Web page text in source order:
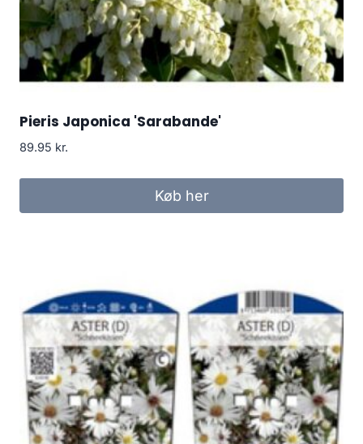
Pieris Japonica 'Sarabande'
89.95 kr.
Køb her